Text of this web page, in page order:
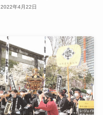
2022年4月22日